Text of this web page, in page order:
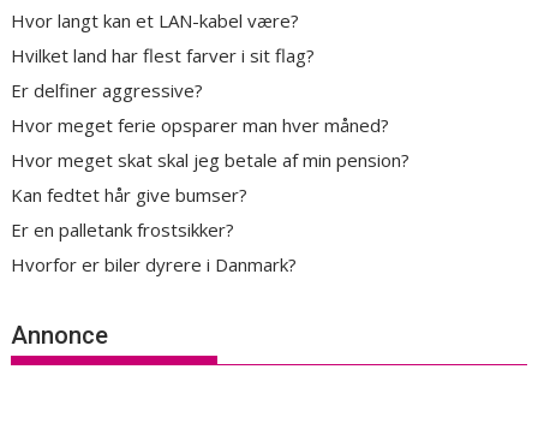
Hvor langt kan et LAN-kabel være?
Hvilket land har flest farver i sit flag?
Er delfiner aggressive?
Hvor meget ferie opsparer man hver måned?
Hvor meget skat skal jeg betale af min pension?
Kan fedtet hår give bumser?
Er en palletank frostsikker?
Hvorfor er biler dyrere i Danmark?
Annonce